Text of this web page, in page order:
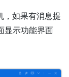
，如果有消息提
显示功能界面